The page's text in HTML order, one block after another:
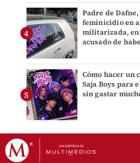
Padre de
feminicidio en
militarizada,
acusado de
Cómo hacer un
Saja Boys para
sin gastar